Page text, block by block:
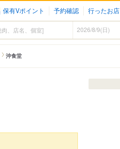
保有Vポイント 予約確認 行ったお店
沖食堂